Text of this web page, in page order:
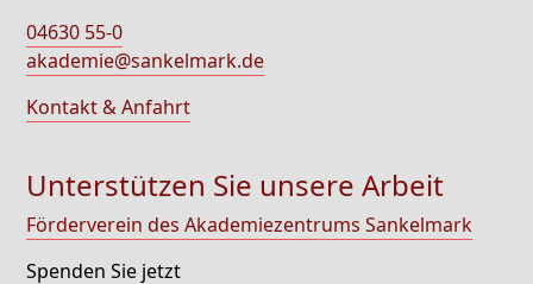
04630 55-0
akademie@sankelmark.de
Kontakt & Anfahrt
Unterstützen Sie unsere Arbeit
Förderverein des Akademiezentrums Sankelmark
Spenden Sie jetzt